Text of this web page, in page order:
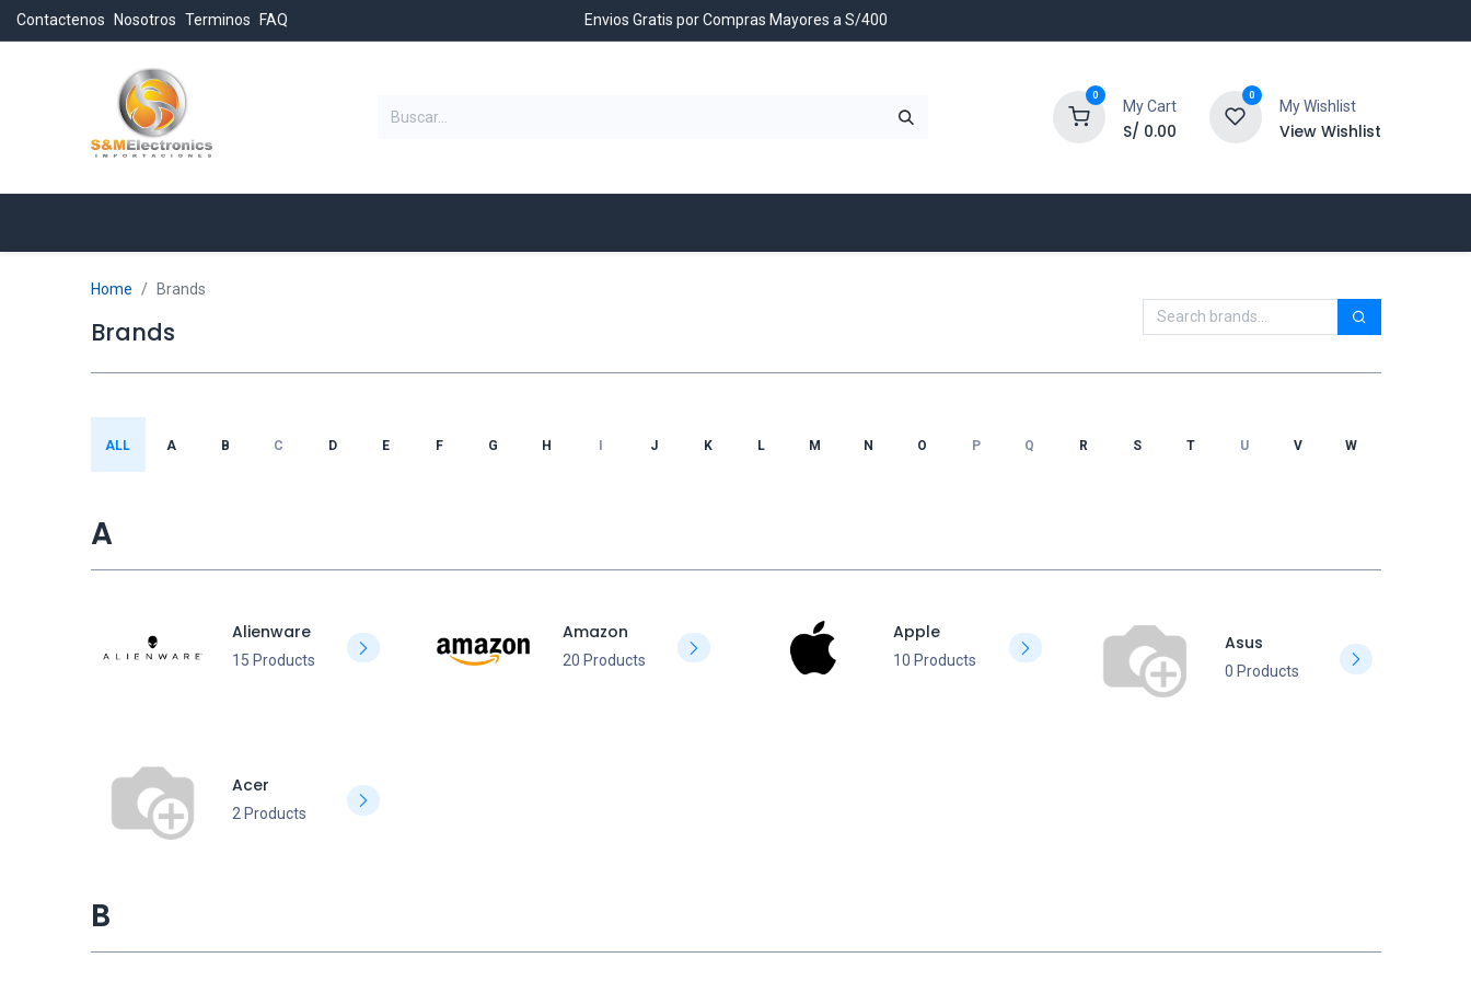
Contactenos Nosotros Terminos FAQ Envios Gratis por Compras Mayores a S/400
0
My Cart
S/ 0.00
0
My Wishlist
View Wishlist
Home Brands
Brands
ALL A B C D E F G H J K L M N O P Q R S T U V W
A
Alienware
15 Products
Amazon
20 Products
Apple
10 Products
Asus
0 Products
Acer
2 Products
B